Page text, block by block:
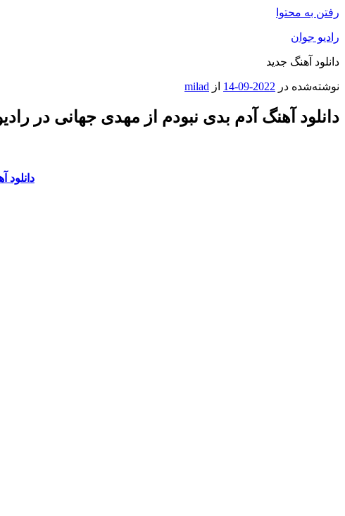
رفتن به محتوا
رادیو جوان
دانلود آهنگ جدید
نوشته‌شده در 2022-09-14 از milad
دانلود آهنگ آدم بدی نبودم از مهدی جهانی در
دانلود